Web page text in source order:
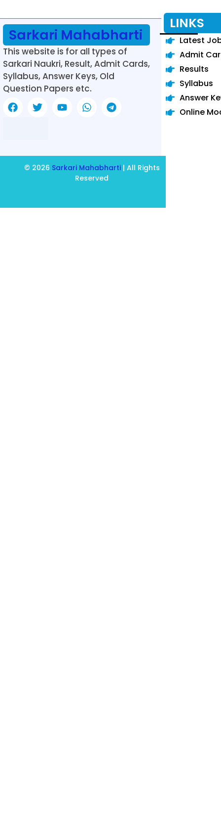
Sarkari Mahabharti
This website is for all types of
Sarkari Naukri, Result, Admit Cards,
Syllabus, Answer Keys, Old
Question Papers etc.
LINKS
Latest
Admit
Results
Syllabus
Answer
Online
© 2026 Sarkari Mahabharti| All Rights
Reserved